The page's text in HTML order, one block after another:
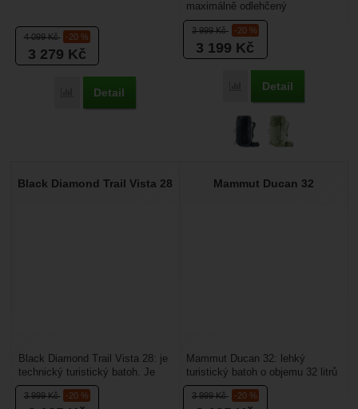
4 099Kč -20 %
3 279 Kč
Porovnat
Detail
3 999Kč -20 %
3 199 Kč
Porovnat
Detail
maximálně odlehčený
outdoorový batoh vyrobený pro
horské sporty. Je vyrobený...
Black Diamond Trail Vista 28
3 999Kč -20 %
Black Diamond Trail Vista 28: je
technický turistický batoh. Je
koncipován jako lehký,
všestranný batoh...
Mammut Ducan 32
3 999Kč -20 %
Mammut Ducan 32: lehký
turistický batoh o objemu 32 litrů
vhodný na jednodenní turistiku,
na Ferraty....